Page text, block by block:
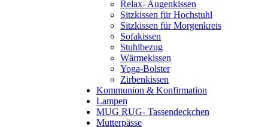
Relax- Augenkissen
Sitzkissen für Hochstuhl
Sitzkissen für Morgenkreis
Sofakissen
Stuhlbezug
Wärmekissen
Yoga-Bolster
Zirbenkissen
Kommunion & Konfirmation
Lampen
MUG RUG- Tassendeckchen
Mutterpässe